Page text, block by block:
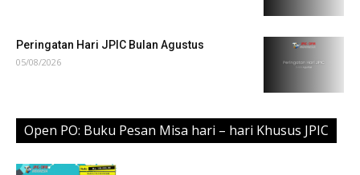
Peringatan Hari JPIC Bulan Agustus
05/08/2026
Open PO: Buku Pesan Misa hari – hari Khusus JPIC